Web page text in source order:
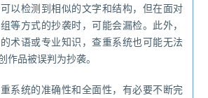
以检测到相似的文字和结构，但在面对
等方式的抄袭时，可能会漏检。此外，
术语或专业知识，查重系统也可能无法
作品被误判为抄袭。
系统的准确性和全面性，有必要不断完